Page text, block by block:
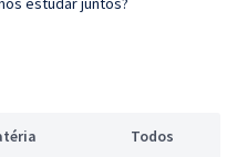
Todos